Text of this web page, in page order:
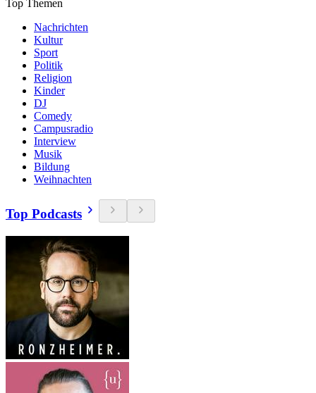
Top Themen
Nachrichten
Kultur
Sport
Politik
Religion
Kinder
DJ
Comedy
Campusradio
Interview
Musik
Bildung
Weihnachten
Top Podcasts